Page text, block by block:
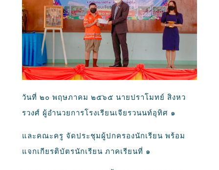
วันที่ ๒๐ พฤษภาคม ๒๕๖๕ นายปราโมทย์ สิงหว
รวงศ์ ผู้อำนวยการโรงเรียนเจียรวนนท์อุทิศ ๑
และคณะครู จัดประชุมผู้ปกครองนักเรียน พร้อม
แจกเกียรติบัตรนักเรียน ภาคเรียนที่ ๑